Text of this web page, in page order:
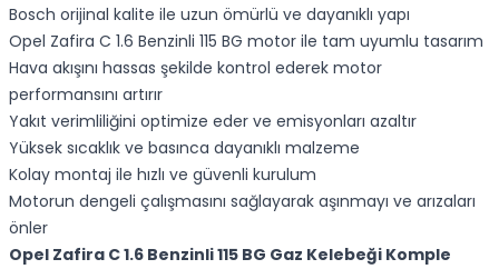
Bosch orijinal kalite ile uzun ömürlü ve dayanıklı yapı
Opel Zafira C 1.6 Benzinli 115 BG motor ile tam uyumlu tasarım
Hava akışını hassas şekilde kontrol ederek motor
performansını artırır
Yakıt verimliliğini optimize eder ve emisyonları azaltır
Yüksek sıcaklık ve basınca dayanıklı malzeme
Kolay montaj ile hızlı ve güvenli kurulum
Motorun dengeli çalışmasını sağlayarak aşınmayı ve arızaları
önler
Opel Zafira C 1.6 Benzinli 115 BG Gaz Kelebeği Komple